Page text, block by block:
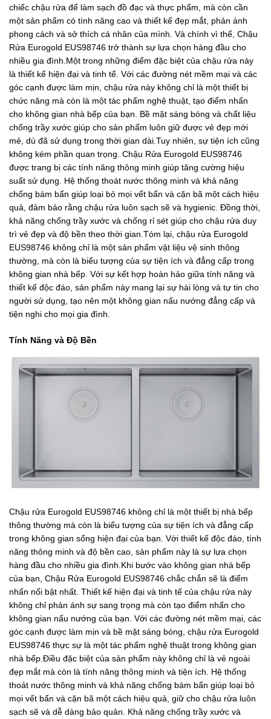
chiếc chậu rửa để làm sạch đồ đạc và thực phẩm, mà còn cần
một sản phẩm có tính năng cao và thiết kế đẹp mắt, phản ánh
phong cách và sở thích cá nhân của mình. Và chính vì thế, Chậu
Rửa Eurogold EUS98746 trở thành sự lựa chọn hàng đầu cho
nhiều gia đình.Một trong những điểm đặc biệt của chậu rửa này
là thiết kế hiện đại và tinh tế. Với các đường nét mềm mại và các
góc cạnh được làm mịn, chậu rửa này không chỉ là một thiết bị
chức năng mà còn là một tác phẩm nghệ thuật, tạo điểm nhấn
cho không gian nhà bếp của bạn. Bề mặt sáng bóng và chất liệu
chống trầy xước giúp cho sản phẩm luôn giữ được vẻ đẹp mới
mẻ, dù đã sử dụng trong thời gian dài.Tuy nhiên, sự tiện ích cũng
không kém phần quan trọng. Chậu Rửa Eurogold EUS98746
được trang bị các tính năng thông minh giúp tăng cường hiệu
suất sử dụng. Hệ thống thoát nước thông minh và khả năng
chống bám bẩn giúp loại bỏ mọi vết bẩn và cặn bã một cách hiệu
quả, đảm bảo rằng chậu rửa luôn sạch sẽ và hygienic. Đồng thời,
khả năng chống trầy xước và chống rỉ sét giúp cho chậu rửa duy
trì vẻ đẹp và độ bền theo thời gian.Tóm lại, chậu rửa Eurogold
EUS98746 không chỉ là một sản phẩm vật liệu vệ sinh thông
thường, mà còn là biểu tượng của sự tiện ích và đẳng cấp trong
không gian nhà bếp. Với sự kết hợp hoàn hảo giữa tính năng và
thiết kế độc đáo, sản phẩm này mang lại sự hài lòng và tự tin cho
người sử dụng, tạo nên một không gian nấu nướng đẳng cấp và
tiện nghi cho mọi gia đình.
Tính Năng và Độ Bền
Chậu rửa Eurogold EUS98746 không chỉ là một thiết bị nhà bếp
thông thường mà còn là biểu tượng của sự tiện ích và đẳng cấp
trong không gian sống hiện đại của bạn. Với thiết kế độc đáo, tính
năng thông minh và độ bền cao, sản phẩm này là sự lựa chọn
hàng đầu cho nhiều gia đình.Khi bước vào không gian nhà bếp
của bạn, Chậu Rửa Eurogold EUS98746 chắc chắn sẽ là điểm
nhấn nổi bật nhất. Thiết kế hiện đại và tinh tế của chậu rửa này
không chỉ phản ánh sự sang trọng mà còn tạo điểm nhấn cho
không gian nấu nướng của bạn. Với các đường nét mềm mại, các
góc cạnh được làm mịn và bề mặt sáng bóng, chậu rửa Eurogold
EUS98746 thực sự là một tác phẩm nghệ thuật trong không gian
nhà bếp.Điều đặc biệt của sản phẩm này không chỉ là vẻ ngoài
đẹp mắt mà còn là tính năng thông minh và tiện ích. Hệ thống
thoát nước thông minh và khả năng chống bám bẩn giúp loại bỏ
mọi vết bẩn và cặn bã một cách hiệu quả, giữ cho chậu rửa luôn
sạch sẽ và dễ dàng bảo quản. Khả năng chống trầy xước và